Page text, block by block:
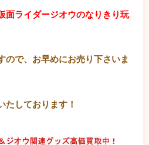
面ライダージオウのなりきり玩
ので、お早めにお売り下さいま
たしております！